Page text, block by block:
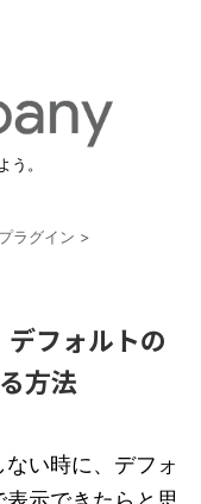
う。
ラグイン >
フォルトの
方法
い時に、デフォ